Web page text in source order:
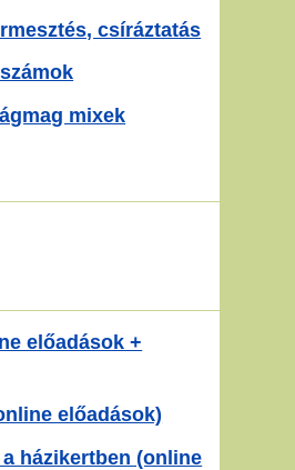
csíráztatás
mixek
előadások +
előadások)
házikertben (online